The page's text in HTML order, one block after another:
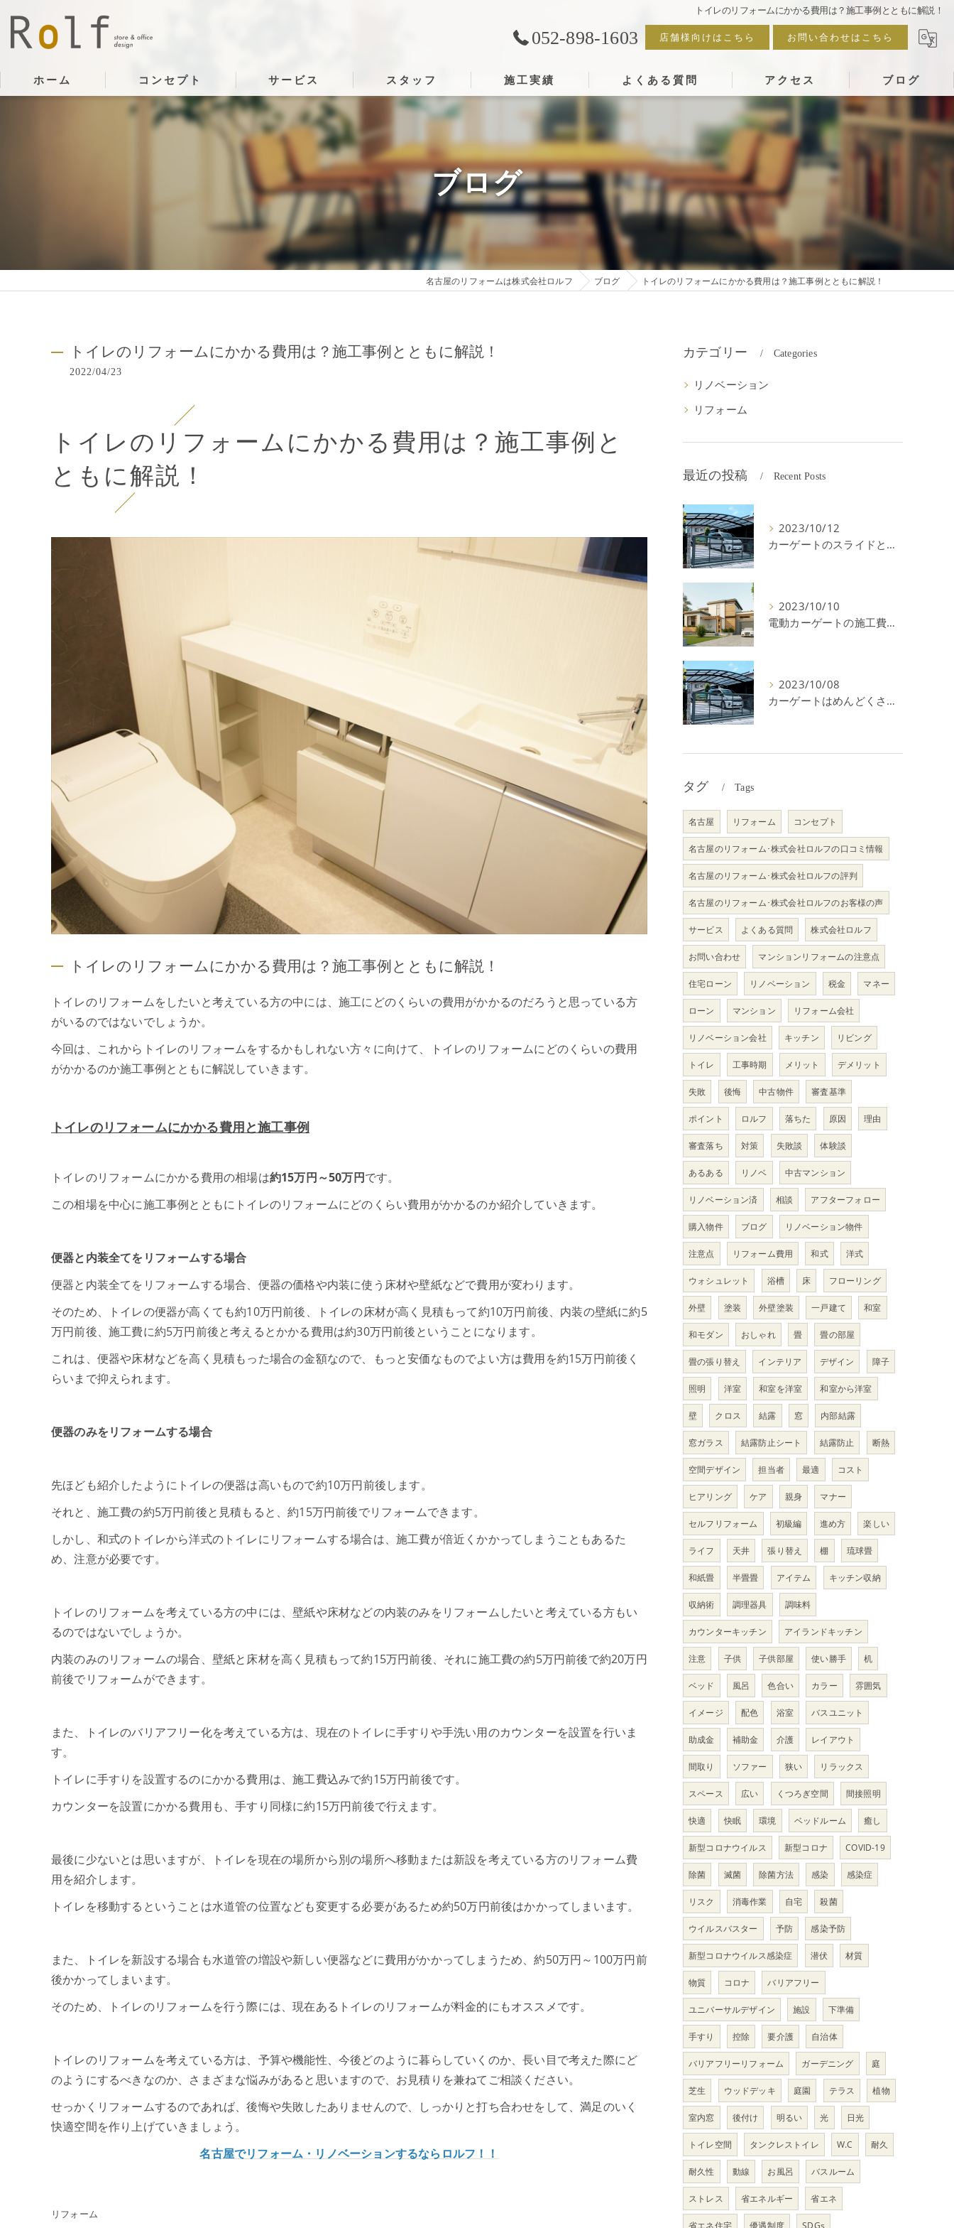
トイレのリフォームにかかる費用は？施工事例とともに解説！
052-898-1603 店舗様向けはこちら お問い合わせはこちら
ホーム コンセプト サービス スタッフ 施工実績 よくある質問 アクセス ブログ
ブログ
名古屋のリフォームは株式会社ロルフ ブログ トイレのリフォームにかかる費用は？施工事例とともに解説！
トイレのリフォームにかかる費用は？施工事例とともに解説！
2022/04/23
トイレのリフォームにかかる費用は？施工事例と
ともに解説！
トイレのリフォームにかかる費用は？施工事例とともに解説！
トイレのリフォームをしたいと考えている方の中には、施工にどのくらいの費用がかかるのだろうと思っている方
がいるのではないでしょうか。
今回は、これからトイレのリフォームをするかもしれない方々に向けて、トイレのリフォームにどのくらいの費用
がかかるのか施工事例とともに解説していきます。
トイレのリフォームにかかる費用と施工事例
トイレのリフォームにかかる費用の相場は約15万円～50万円です。
この相場を中心に施工事例とともにトイレのリフォームにどのくらい費用がかかるのか紹介していきます。
便器と内装全てをリフォームする場合
便器と内装全てをリフォームする場合、便器の価格や内装に使う床材や壁紙などで費用が変わります。
そのため、トイレの便器が高くても約10万円前後、トイレの床材が高く見積もって約10万円前後、内装の壁紙に約5
万円前後、施工費に約5万円前後と考えるとかかる費用は約30万円前後ということになります。
これは、便器や床材などを高く見積もった場合の金額なので、もっと安価なものでよい方は費用を約15万円前後く
らいまで抑えられます。
便器のみをリフォームする場合
先ほども紹介したようにトイレの便器は高いもので約10万円前後します。
それと、施工費の約5万円前後と見積もると、約15万円前後でリフォームできます。
しかし、和式のトイレから洋式のトイレにリフォームする場合は、施工費が倍近くかかってしまうこともあるた
め、注意が必要です。
トイレのリフォームを考えている方の中には、壁紙や床材などの内装のみをリフォームしたいと考えている方もい
るのではないでしょうか。
内装のみのリフォームの場合、壁紙と床材を高く見積もって約15万円前後、それに施工費の約5万円前後で約20万円
前後でリフォームができます。
また、トイレのバリアフリー化を考えている方は、現在のトイレに手すりや手洗い用のカウンターを設置を行いま
す。
トイレに手すりを設置するのにかかる費用は、施工費込みで約15万円前後です。
カウンターを設置にかかる費用も、手すり同様に約15万円前後で行えます。
最後に少ないとは思いますが、トイレを現在の場所から別の場所へ移動または新設を考えている方のリフォーム費
用を紹介します。
トイレを移動するということは水道管の位置なども変更する必要があるため約50万円前後はかかってしまいます。
また、トイレを新設する場合も水道管の増設や新しい便器などに費用がかかってしまうため、約50万円～100万円前
後かかってしまいます。
そのため、トイレのリフォームを行う際には、現在あるトイレのリフォームが料金的にもオススメです。
トイレのリフォームを考えている方は、予算や機能性、今後どのように暮らしていくのか、長い目で考えた際にど
のようにするべきなのか、さまざまな悩みがあると思いますので、お見積りを兼ねてご相談ください。
せっかくリフォームするのであれば、後悔や失敗したありませんので、しっかりと打ち合わせをして、満足のいく
快適空間を作り上げていきましょう。
名古屋でリフォーム・リノベーションするならロルフ！！
リフォーム
カテゴリー Categories
リノベーション
リフォーム
最近の投稿 Recent Posts
2023/10/12
カーゲートのスライドと跳ね上げの違いやメリットデメリットを解説！
2023/10/10
電動カーゲートの施工費用はいくら？耐用年数や注意点を解説！
2023/10/08
カーゲートはめんどくさい＆後悔？メリット・デメリットを解説！
タグ Tags
名古屋 リフォーム コンセプト
名古屋のリフォーム･株式会社ロルフの口コミ情報
名古屋のリフォーム･株式会社ロルフの評判
名古屋のリフォーム･株式会社ロルフのお客様の声
サービス よくある質問 株式会社ロルフ
お問い合わせ マンションリフォームの注意点
住宅ローン リノベーション 税金 マネー
ローン マンション リフォーム会社
リノベーション会社 キッチン リビング
トイレ 工事時期 メリット デメリット
失敗 後悔 中古物件 審査基準
ポイント ロルフ 落ちた 原因 理由
審査落ち 対策 失敗談 体験談
あるある リノベ 中古マンション
リノベーション済 相談 アフターフォロー
購入物件 ブログ リノベーション物件
注意点 リフォーム費用 和式 洋式
ウォシュレット 浴槽 床 フローリング
外壁 塗装 外壁塗装 一戸建て 和室
和モダン おしゃれ 畳 畳の部屋
畳の張り替え インテリア デザイン 障子
照明 洋室 和室を洋室 和室から洋室
壁 クロス 結露 窓 内部結露
窓ガラス 結露防止シート 結露防止 断熱
空間デザイン 担当者 最適 コスト
ヒアリング ケア 親身 マナー
セルフリフォーム 初級編 進め方 楽しい
ライフ 天井 張り替え 棚 琉球畳
和紙畳 半畳畳 アイテム キッチン収納
収納術 調理器具 調味料
カウンターキッチン アイランドキッチン
注意 子供 子供部屋 使い勝手 机
ベッド 風呂 色合い カラー 雰囲気
イメージ 配色 浴室 バスユニット
助成金 補助金 介護 レイアウト
間取り ソファー 狭い リラックス
スペース 広い くつろぎ空間 間接照明
快適 快眠 環境 ベッドルーム 癒し
新型コロナウイルス 新型コロナ COVID-19
除菌 滅菌 除菌方法 感染 感染症
リスク 消毒作業 自宅 殺菌
ウイルスバスター 予防 感染予防
新型コロナウイルス感染症 潜伏 材質
物質 コロナ バリアフリー
ユニバーサルデザイン 施設 下準備
手すり 控除 要介護 自治体
バリアフリーリフォーム ガーデニング 庭
芝生 ウッドデッキ 庭園 テラス 植物
室内窓 後付け 明るい 光 日光
トイレ空間 タンクレストイレ W.C 耐久
耐久性 動線 お風呂 バスルーム
ストレス 省エネルギー 省エネ
省エネ住宅 優遇制度 SDGs